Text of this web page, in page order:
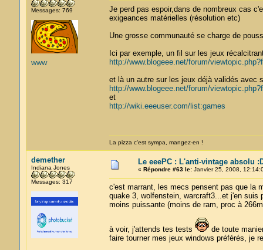
Messages: 769
WWW
Je perd pas espoir,dans de nombreux cas
exigeances matérielles (résolution etc)
Une grosse communauté se charge de
Ici par exemple, un fil sur les jeux
http://www.blogeee.net/forum/
et là un autre sur les jeux déjà validés avec
http://www.blogeee.net/forum/
et
http://wiki.eeeuser.com/list:games
La pizza c'est sympa, mangez-en !
demether
Indiana Jones
Messages: 317
Le eeePC : L'anti-vintage absolu
« Répondre #63 le:Janvier 25, 2008,
c'est marrant, les mecs pensent pas que la
quake 3, wolfenstein, warcraft3...et j'en
moins puissante (moins de ram, proc à
à voir, j'attends tes tests
de toute
faire tourner mes jeux windows préférés, je